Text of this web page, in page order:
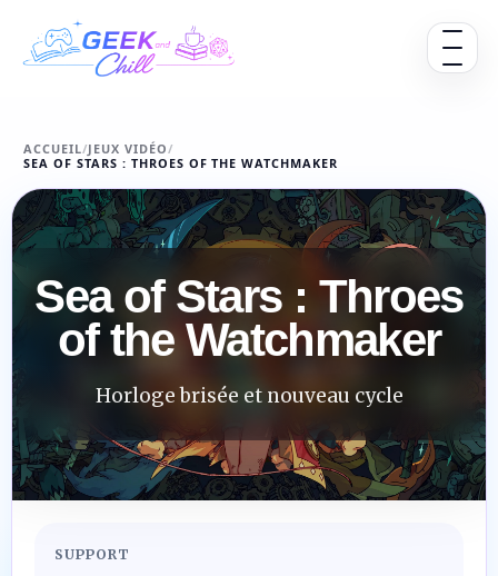
Ouvrir
ACCUEIL/JEUX VIDÉO/
SEA OF STARS : THROES OF THE WATCHMAKER
Sea of Stars : Throes
of the Watchmaker
Horloge brisée et nouveau cycle
SUPPORT